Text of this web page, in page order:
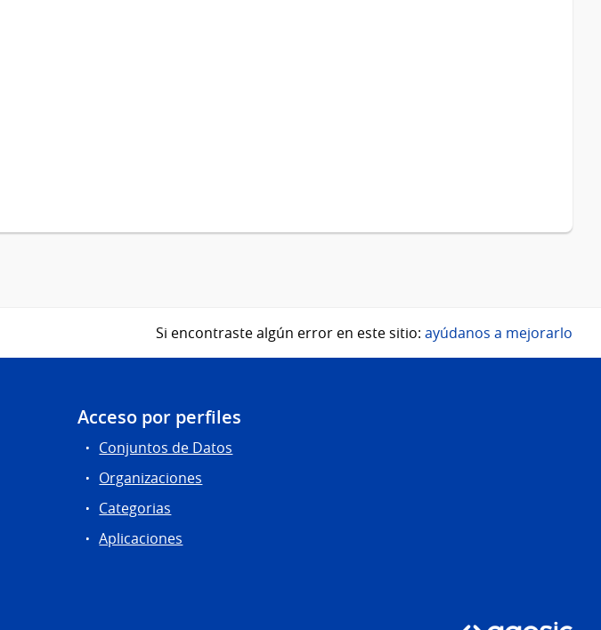
Si encontraste algún error en este sitio: ayúdanos a mejorarlo
Acceso por perfiles
Conjuntos de Datos
Organizaciones
Categorias
Aplicaciones